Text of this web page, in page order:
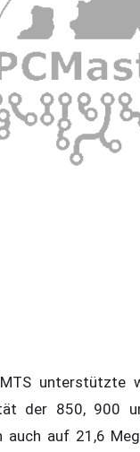
der 850, 900
auch auf 21,6